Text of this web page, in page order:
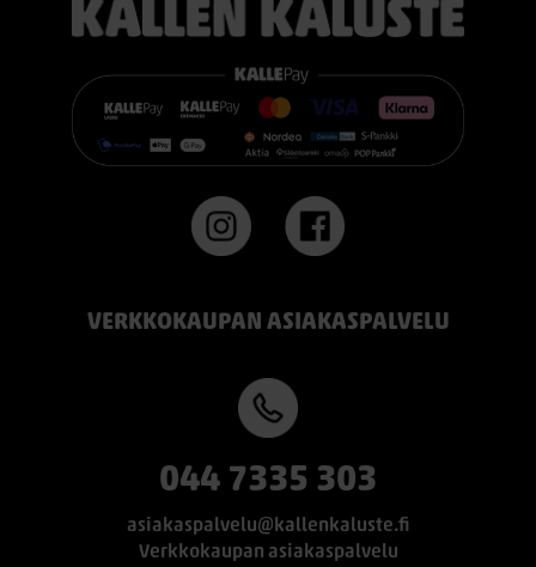
VERKKOKAUPAN ASIAKASPALVELU
044 7335 303
asiakaspalvelu@kallenkaluste.fi
Verkkokaupan asiakaspalvelu